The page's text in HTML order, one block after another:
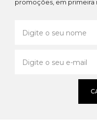
promoções, em primeira